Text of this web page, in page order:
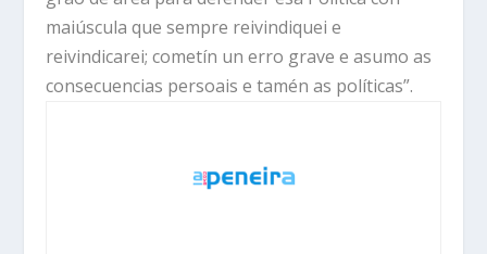
maiúscula que sempre reivindiquei e
reivindicarei; cometín un erro grave e asumo as
consecuencias persoais e tamén as políticas”.